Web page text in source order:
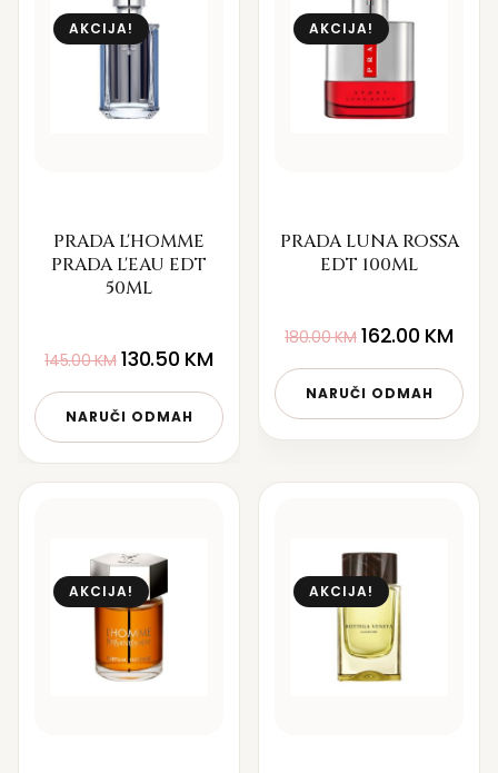
AKCIJA!
PRADA L'HOMME
PRADA L'EAU EDT
50ML
145.00KM 130.50 KM
NARUČI ODMAH
AKCIJA!
PRADA LUNA ROSSA
EDT 100ML
180.00KM 162.00 KM
NARUČI ODMAH
AKCIJA! AKCIJA!